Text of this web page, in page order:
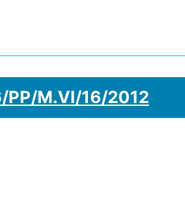
PP/M.VI/16/2012